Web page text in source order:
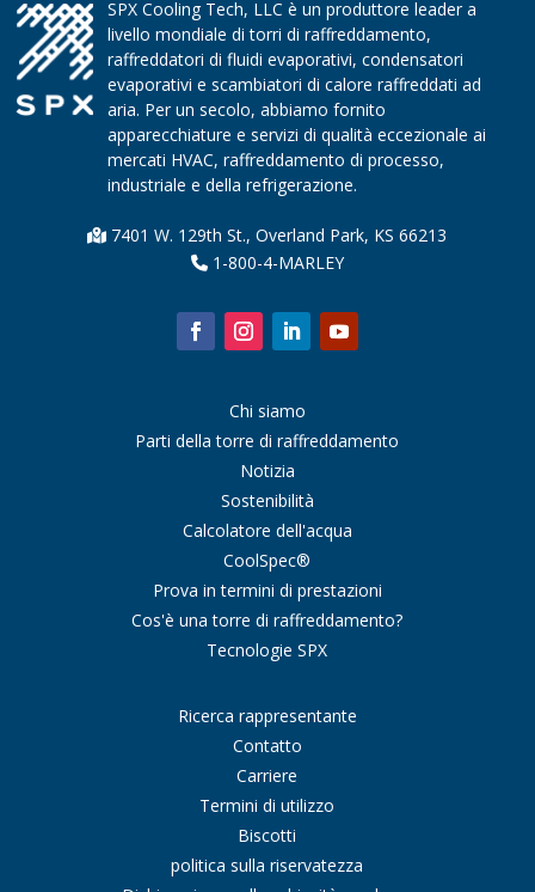
SPX Cooling Tech, LLC è un produttore leader a
livello mondiale di torri di raffreddamento,
raffreddatori di fluidi evaporativi, condensatori
evaporativi e scambiatori di calore raffreddati ad
aria. Per un secolo, abbiamo fornito
apparecchiature e servizi di qualità eccezionale ai
mercati HVAC, raffreddamento di processo,
industriale e della refrigerazione.
7401 W. 129th St., Overland Park, KS 66213
1-800-4-MARLEY
Chi siamo
Parti della torre di raffreddamento
Notizia
Sostenibilità
Calcolatore dell'acqua
CoolSpec®
Prova in termini di prestazioni
Cos'è una torre di raffreddamento?
Tecnologie SPX
Ricerca rappresentante
Contatto
Carriere
Termini di utilizzo
Biscotti
politica sulla riservatezza